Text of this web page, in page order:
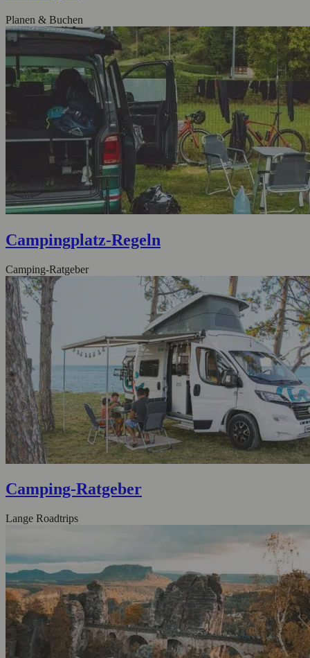
Planen & Buchen
Campingplatz-Regeln
Camping-Ratgeber
Camping-Ratgeber
Lange Roadtrips